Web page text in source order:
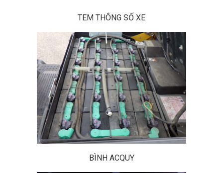
TEM THÔNG SỐ XE
BÌNH ACQUY